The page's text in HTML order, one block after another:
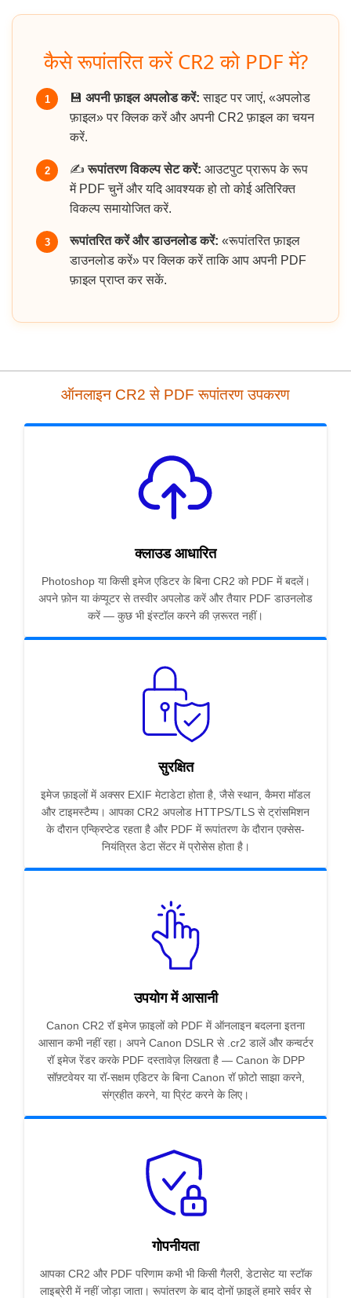
कैसे रूपांतरित करें CR2 को PDF में?
1 💾 अपनी फ़ाइल अपलोड करें: साइट पर जाएं, «अपलोड
फ़ाइल» पर क्लिक करें और अपनी CR2 फ़ाइल का चयन
करें.
2 ✍️रूपांतरण विकल्प सेट करें: आउटपुट प्रारूप के रूप
में PDF चुनें और यदि आवश्यक हो तो कोई अतिरिक्त
विकल्प समायोजित करें.
3 रूपांतरित करें और डाउनलोड करें: «रूपांतरित फ़ाइल
डाउनलोड करें» पर क्लिक करें ताकि आप अपनी PDF
फ़ाइल प्राप्त कर सकें.
ऑनलाइन CR2 से PDF रूपांतरण उपकरण
क्लाउड आधारित
Photoshop या किसी इमेज एडिटर के बिना CR2 को PDF में बदलें।
अपने फ़ोन या कंप्यूटर से तस्वीर अपलोड करें और तैयार PDF डाउनलोड
करें — कुछ भी इंस्टॉल करने की ज़रूरत नहीं।
सुरक्षित
इमेज फ़ाइलों में अक्सर EXIF मेटाडेटा होता है, जैसे स्थान, कैमरा मॉडल
और टाइमस्टैम्प। आपका CR2 अपलोड HTTPS/TLS से ट्रांसमिशन
के दौरान एन्क्रिप्टेड रहता है और PDF में रूपांतरण के दौरान एक्सेस-
नियंत्रित डेटा सेंटर में प्रोसेस होता है।
उपयोग में आसानी
Canon CR2 रॉ इमेज फ़ाइलों को PDF में ऑनलाइन बदलना इतना
आसान कभी नहीं रहा। अपने Canon DSLR से .cr2 डालें और कन्वर्टर
रॉ इमेज रेंडर करके PDF दस्तावेज़ लिखता है — Canon के DPP
सॉफ़्टवेयर या रॉ-सक्षम एडिटर के बिना Canon रॉ फ़ोटो साझा करने,
संग्रहीत करने, या प्रिंट करने के लिए।
गोपनीयता
आपका CR2 और PDF परिणाम कभी भी किसी गैलरी, डेटासेट या स्टॉक
लाइब्रेरी में नहीं जोड़ा जाता। रूपांतरण के बाद दोनों फ़ाइलें हमारे सर्वर से